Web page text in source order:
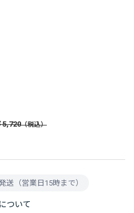
5,720
送（営業日15時まで）
ついて